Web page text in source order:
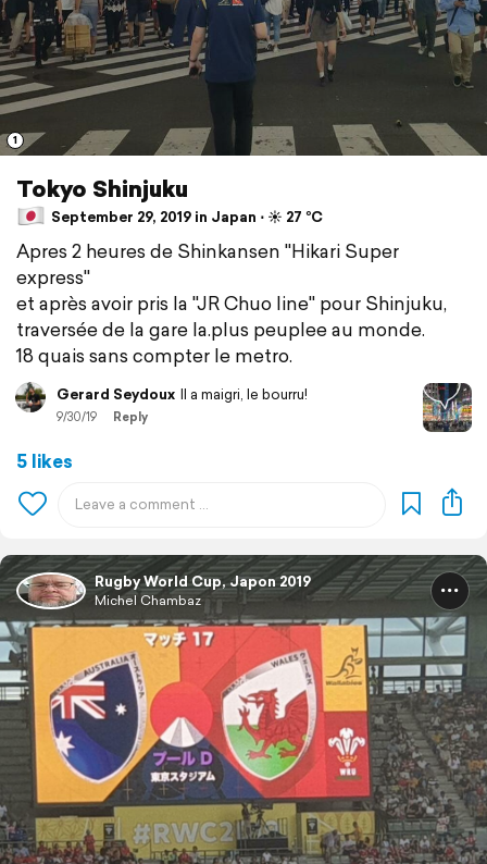
1
Tokyo Shinjuku
September 29, 2019 in Japan ⋅ ☀️ 27 °C
Apres 2 heures de Shinkansen "Hikari Super
express"
et après avoir pris la "JR Chuo line" pour Shinjuku,
traversée de la gare la.plus peuplee au monde.
18 quais sans compter le metro.
Gerard Seydoux Il a maigri, le bourru!
9/30/19 Reply
5 likes
Rugby World Cup, Japon 2019
Michel Chambaz